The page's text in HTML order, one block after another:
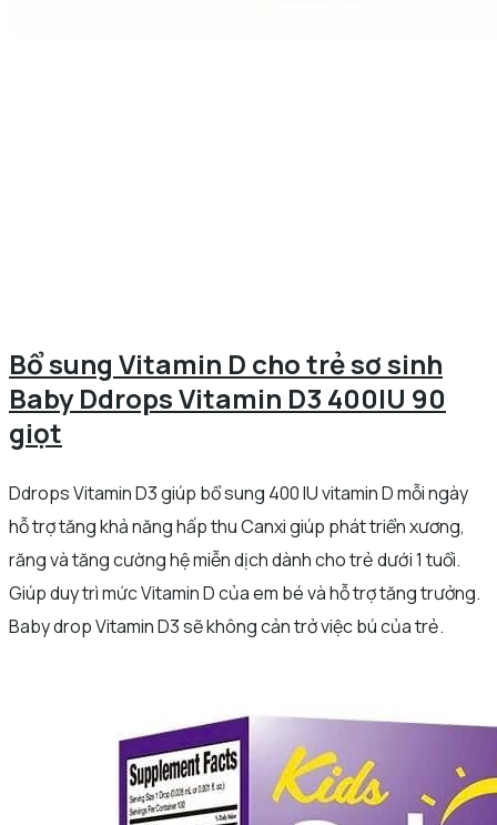
Bổ sung Vitamin D cho trẻ sơ sinh
Baby Ddrops Vitamin D3 400IU 90
giọt
Ddrops Vitamin D3 giúp bổ sung 400 IU vitamin D mỗi ngày
hỗ trợ tăng khả năng hấp thu Canxi giúp phát triển xương,
răng và tăng cường hệ miễn dịch dành cho trẻ dưới 1 tuổi.
Giúp duy trì mức Vitamin D của em bé và hỗ trợ tăng trưởng.
Baby drop Vitamin D3 sẽ không cản trở việc bú của trẻ.